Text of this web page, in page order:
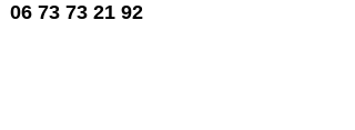
06 73 73 21 92